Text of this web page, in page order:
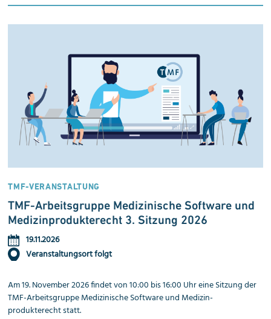
TMF-VERANSTALTUNG
TMF-Arbeitsgruppe Medizinische Software und
Medizinprodukterecht 3. Sitzung 2026
19.11.2026
Veranstaltungsort folgt
Am 19. November 2026 findet von 10:00 bis 16:00 Uhr eine Sitzung der
TMF-Arbeitsgruppe Medizinische Software und Medizin­
produkterecht statt.